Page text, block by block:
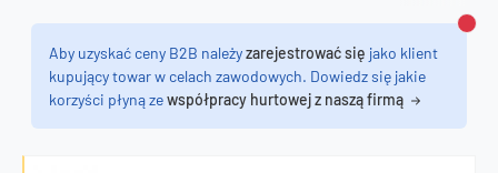
Aby uzyskać ceny B2B należyzarejestrować się jako klient
kupujący towar w celach zawodowych. Dowiedz się jakie
korzyści płyną zewspółpracy hurtowej z naszą firmą